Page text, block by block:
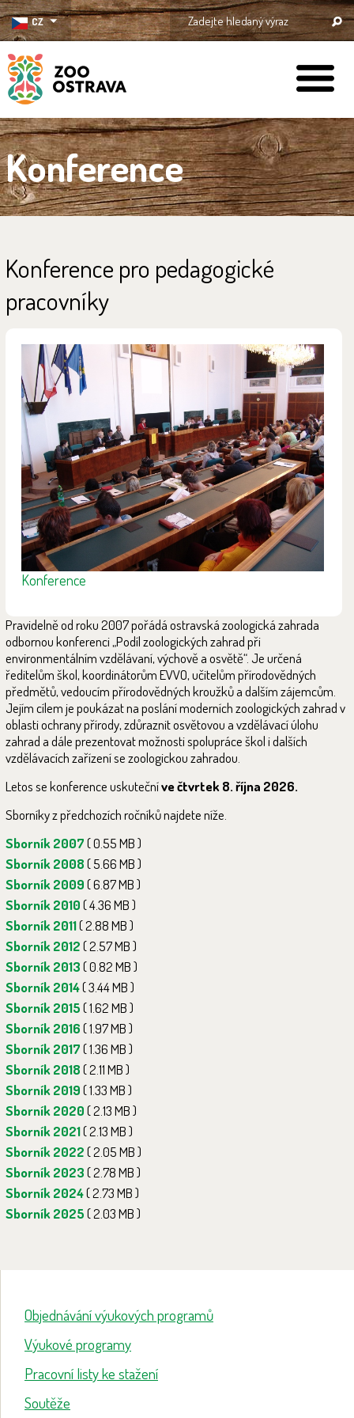
CZ
ZOO Ostrava
Konference
Konference pro pedagogické
pracovníky
Konference
Pravidelně od roku 2007 pořádá ostravská zoologická zahrada
odbornou konferenci „Podíl zoologických zahrad při
environmentálním vzdělávaní, výchově a osvětě“. Je určená
ředitelům škol, koordinátorům EVVO, učitelům přírodovědných
předmětů, vedoucím přírodovědných kroužků a dalším zájemcům.
Jejím cílem je poukázat na poslání moderních zoologických zahrad v
oblasti ochrany přírody, zdůraznit osvětovou a vzdělávací úlohu
zahrad a dále prezentovat možnosti spolupráce škol i dalších
vzdělávacích zařízení se zoologickou zahradou.
Letos se konference uskutečníve čtvrtek 8. října 2026.
Sborníky z předchozích ročníků najdete níže.
Sborník 2007( 0.55 MB )
Sborník 2008( 5.66 MB )
Sborník 2009( 6.87 MB )
Sborník 2010( 4.36 MB )
Sborník 2011( 2.88 MB )
Sborník 2012( 2.57 MB )
Sborník 2013( 0.82 MB )
Sborník 2014( 3.44 MB )
Sborník 2015( 1.62 MB )
Sborník 2016( 1.97 MB )
Sborník 2017( 1.36 MB )
Sborník 2018( 2.11 MB )
Sborník 2019( 1.33 MB )
Sborník 2020( 2.13 MB )
Sborník 2021( 2.13 MB )
Sborník 2022( 2.05 MB )
Sborník 2023( 2.78 MB )
Sborník 2024( 2.73 MB )
Sborník 2025( 2.03 MB )
Objednávání výukových programů
Výukové programy
Pracovní listy ke stažení
Soutěže